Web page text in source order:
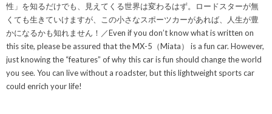
性」を知るだけでも、見えてくる世界は変わるはず。ロードスターが無
くても生きていけますが、この小さなスポーツカーがあれば、人生が豊
かになるかも知れません！／Even if you don’t know what is written on
this site, please be assured that the MX-5（Miata） is a fun car. However,
just knowing the “features” of why this car is fun should change the world
you see. You can live without a roadster, but this lightweight sports car
could enrich your life!